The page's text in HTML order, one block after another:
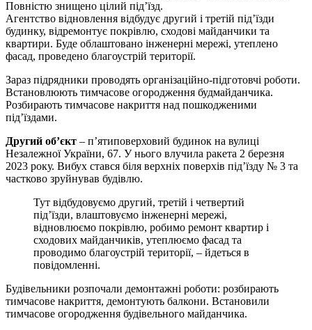
Повністю знищено цілий під’їзд.
Агентство відновлення відбудує другий і третій під’їзди
будинку, відремонтує покрівлю, сходові майданчики та
квартири. Буде облаштовано інженерні мережі, утеплено
фасад, проведено благоустрій території.
Зараз підрядники проводять організаційно-підготовчі роботи.
Встановлюють тимчасове огородження будмайданчика.
Розбирають тимчасове накриття над пошкодженими
під’їздами.
Другий об’єкт – п’ятиповерховий будинок на вулиці
Незалежної України, 67. У нього влучила ракета 2 березня
2023 року. Вибух стався біля верхніх поверхів підʼїзду № 3 та
частково зруйнував будівлю.
Тут відбудовуємо другий, третій і четвертий
під’їзди, влаштовуємо інженерні мережі,
відновлюємо покрівлю, робимо ремонт квартир і
сходових майданчиків, утеплюємо фасад та
проводимо благоустрій території, – йдеться в
повідомленні.
Будівельники розпочали демонтажні роботи: розбирають
тимчасове накриття, демонтують балкони. Встановили
тимчасове огородження будівельного майданчика.